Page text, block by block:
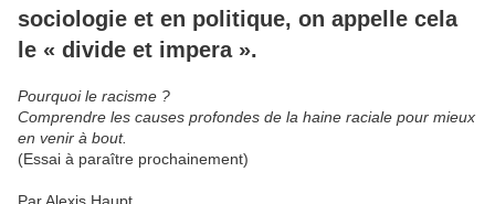
sociologie et en politique, on appelle cela
le « divide et impera ».
Pourquoi le racisme ?
Comprendre les causes profondes de la haine raciale pour mieux
en venir à bout.
(Essai à paraître prochainement)